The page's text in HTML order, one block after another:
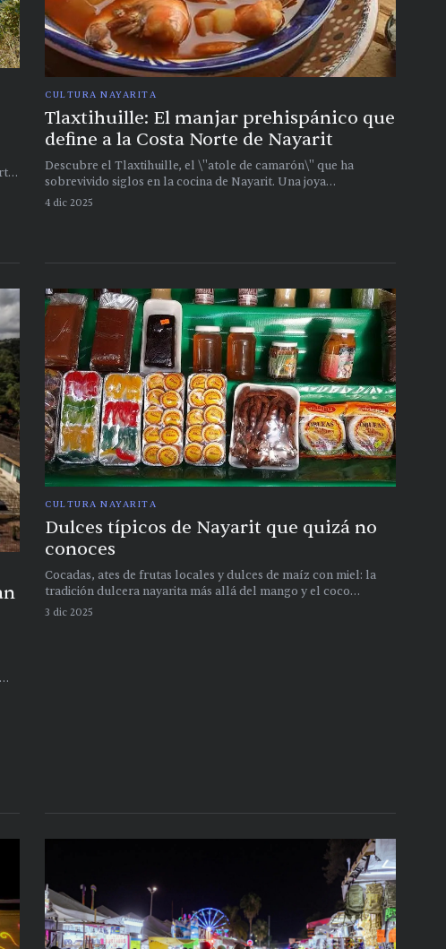
CULTURA NAYARITA
Tlaxtihuille: El manjar prehispánico que
define a la Costa Norte de Nayarit
Descubre el Tlaxtihuille, el \"atole de camarón\" que ha
sobrevivido siglos en la cocina de Nayarit. Una joya
gastronómica de la cultura Totorame que debes probar en tu
4 dic 2025
CULTURA NAYARITA
Dulces típicos de Nayarit que quizá no
conoces
Cocadas, ates de frutas locales y dulces de maíz con miel: la
tradición dulcera nayarita más allá del mango y el coco
industrializado
3 dic 2025